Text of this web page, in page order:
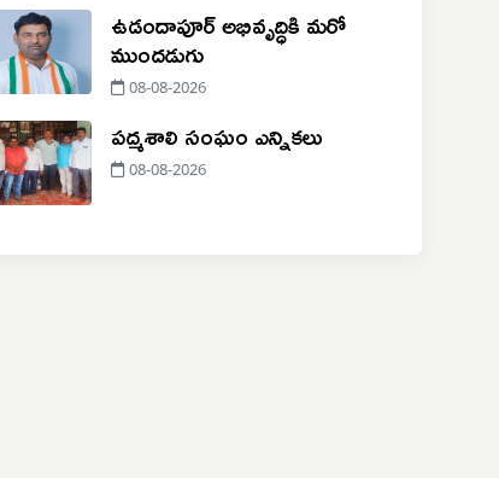
ఉడందాపూర్ అభివృద్ధికి మరో
ముందడుగు
08-08-2026
పద్మశాలి సంఘం ఎన్నికలు
08-08-2026